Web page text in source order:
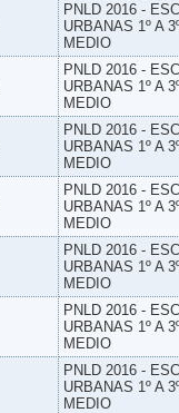
PNLD 2016 -
URBANAS 1º A
MEDIO
PNLD 2016 -
URBANAS 1º A
MEDIO
PNLD 2016 -
URBANAS 1º A
MEDIO
PNLD 2016 -
URBANAS 1º A
MEDIO
PNLD 2016 -
URBANAS 1º A
MEDIO
PNLD 2016 -
URBANAS 1º A
MEDIO
PNLD 2016 -
URBANAS 1º A
MEDIO